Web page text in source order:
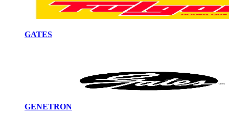
GATES
GENETRON